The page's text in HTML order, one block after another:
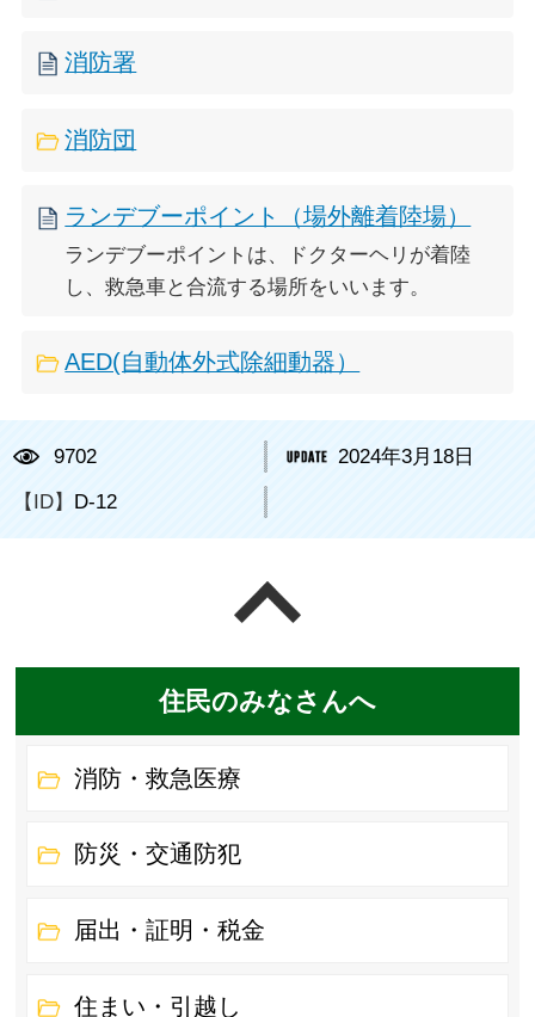
消防署
消防団
ランデブーポイント（場外離着陸場）
ランデブーポイントは、ドクターヘリが着陸
し、救急車と合流する場所をいいます。
AED(自動体外式除細動器）
9702 2024年3月18日
【ID】 D-12
住民のみなさんへ
消防・救急医療
防災・交通防犯
届出・証明・税金
住まい・引越し